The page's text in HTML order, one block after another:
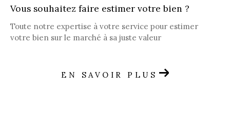
Vous souhaitez faire estimer votre bien ?
Toute notre expertise à votre service pour estimer
votre bien sur le marché à sa juste valeur
EN SAVOIR PLUS